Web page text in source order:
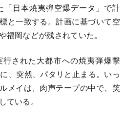
「日本焼夷弾空爆データ」で計
と一致する。計画に基づいて空
岡などが残されていた。
された大都市への焼夷弾爆撃
、突然、パタリと止まる。いっ
メイは、肉声テープの中で、笑
ている。